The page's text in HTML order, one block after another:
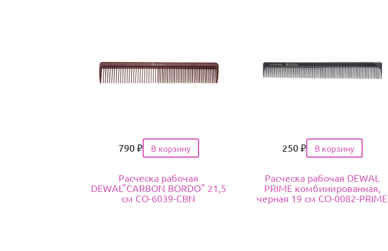
Цена
790 ₽
Расческа рабочая
DEWAL"CARBON BORDO" 21,5
см CO-6039-CBN
Цена
250 ₽
Расческа рабочая DEWAL
PRIME комбинированная,
черная 19 см CO-0082-PRIME